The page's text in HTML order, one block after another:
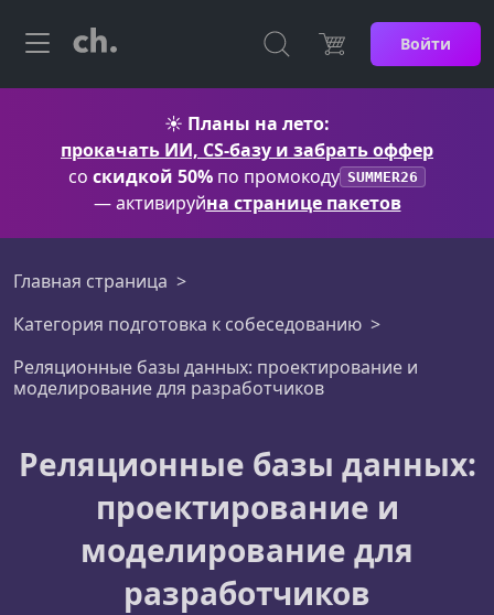
Войти
☀️ Планы на лето:
прокачать ИИ, CS-базу и забрать оффер
со скидкой 50% по промокоду SUMMER26
— активируйна странице пакетов
Главная страница
Категория подготовка к собеседованию
Реляционные базы данных: проектирование и
моделирование для разработчиков
Реляционные базы данных:
проектирование и
моделирование для
разработчиков